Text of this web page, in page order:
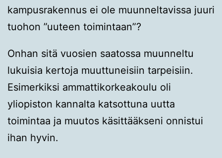
kampusrakennus ei ole muunneltavissa juuri
tuohon ”uuteen toimintaan”?
Onhan sitä vuosien saatossa muunneltu
lukuisia kertoja muuttuneisiin tarpeisiin.
Esimerkiksi ammattikorkeakoulu oli
yliopiston kannalta katsottuna uutta
toimintaa ja muutos käsittääkseni onnistui
ihan hyvin.